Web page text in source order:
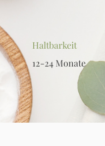
Haltbarkeit
12-24 Monate